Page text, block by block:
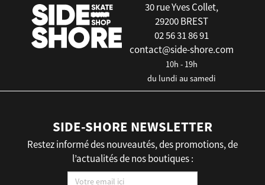
30 rue Yves Collet,
29200 BREST
02 56 31 86 91
contact@side-shore.com
10h - 19h
du lundi au samedi
SIDE-SHORE NEWSLETTER
Restez informé des nouveautés, des promotions, de
l’actualités de nos boutiques :